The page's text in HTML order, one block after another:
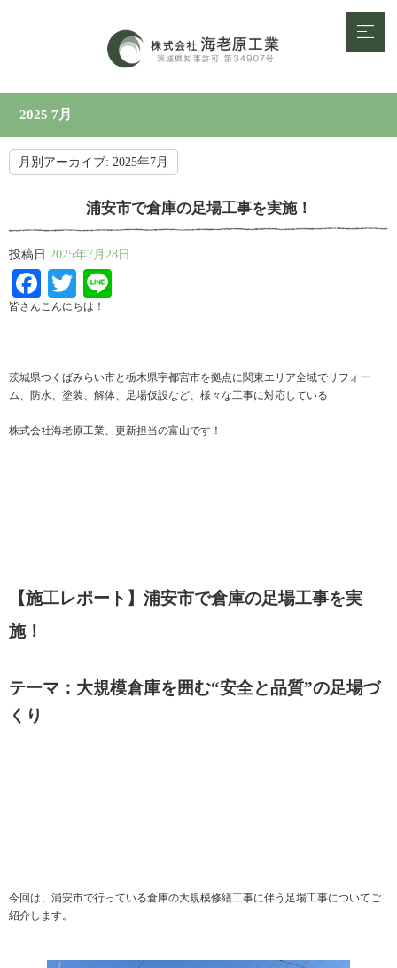
2025 7月
月別アーカイブ: 2025年7月
浦安市で倉庫の足場工事を実施！
投稿日 2025年7月28日
Facebook
Twitter
皆さんこんにちは！
茨城県つくばみらい市と栃木県宇都宮市を拠点に関東エリア全域でリフォー
ム、防水、塗装、解体、足場仮設など、様々な工事に対応している
株式会社海老原工業、更新担当の富山です！
【施工レポート】浦安市で倉庫の足場工事を実
施！
テーマ：大規模倉庫を囲む“安全と品質”の足場づ
くり
今回は、浦安市で行っている倉庫の大規模修繕工事に伴う足場工事についてご
紹介します。